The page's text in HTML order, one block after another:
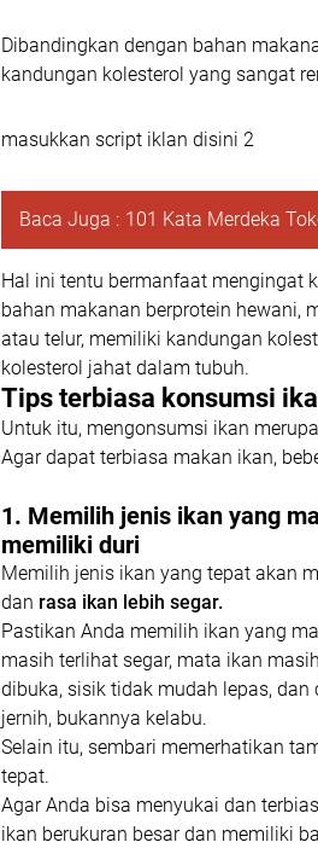
Dibandingkan dengan bahan
kandungan kolesterol yang sangat
masukkan script iklan disini 2
Baca Juga : 101 Kata Merdeka
Hal ini tentu bermanfaat mengingat
bahan makanan berprotein hewani,
atau telur, memiliki kandungan
kolesterol jahat dalam tubuh.
Tips terbiasa konsumsi
Untuk itu, mengonsumsi ikan
Agar dapat terbiasa makan ikan,
1. Memilih jenis ikan yang
memiliki duri
Memilih jenis ikan yang tepat akan
dan rasa ikan lebih segar.
Pastikan Anda memilih ikan yang
masih terlihat segar, mata ikan
dibuka, sisik tidak mudah lepas,
jernih, bukannya kelabu.
Selain itu, sembari memerhatikan
tepat.
Agar Anda bisa menyukai dan
ikan berukuran besar dan memiliki